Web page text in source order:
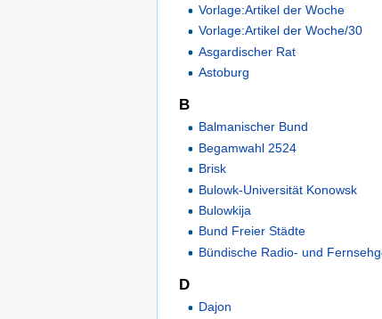
Vorlage:Artikel der Woche
Vorlage:Artikel der Woche/30
Asgardischer Rat
Astoburg
B
Balmanischer Bund
Begamwahl 2524
Brisk
Bulowk-Universität Konowsk
Bulowkija
Bund Freier Städte
Bündische Radio- und
D
Dajon